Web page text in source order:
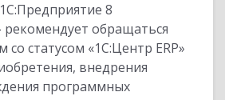
8
обращаться
со статусом «1С:Центр ERP»
внедрения
программных